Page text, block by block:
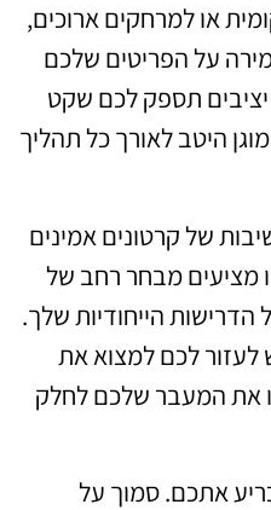
או למרחקים ארוכים,
על הפריטים שלכם
תספק לכם שקט
היטב לאורך כל תהליך
של קרטונים אמינים
מציעים מבחר רחב של
הדרישות הייחודיות שלך.
לעזור לכם למצוא את
את המעבר שלכם לחלק
אתכם. סמוך על